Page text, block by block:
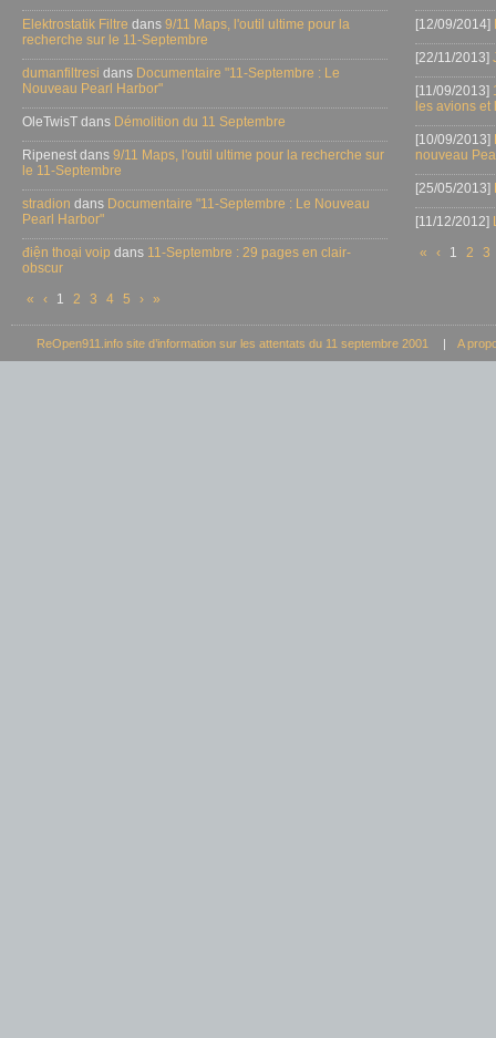
Elektrostatik Filtre dans 9/11 Maps, l'outil ultime pour la
recherche sur le 11-Septembre
dumanfiltresi dans Documentaire "11-Septembre : Le
Nouveau Pearl Harbor"
OleTwisT dans Démolition du 11 Septembre
Ripenest dans 9/11 Maps, l'outil ultime pour la recherche sur
le 11-Septembre
stradion dans Documentaire "11-Septembre : Le Nouveau
Pearl Harbor"
điện thoại voip dans 11-Septembre : 29 pages en clair-
obscur
«
‹ 1 2 3 4 5 › »
[12/09/2014]
[22/11/2013]
[11/09/2013]
les avions
[10/09/2013]
nouveau
[25/05/2013]
[11/12/2012]
«
‹ 1 2 3
ReOpen911.info site d’information sur les attentats du 11 septembre 2001 | A